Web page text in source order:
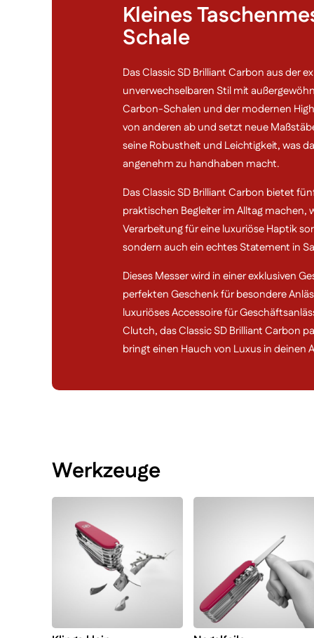
Kleines
Schale
Das Classic SD Brilliant Carbon aus der
unverwechselbaren Stil mit
Carbon-Schalen und der modernen
von anderen ab und setzt neue
seine Robustheit und Leichtigkeit, was
angenehm zu handhaben macht.
Das Classic SD Brilliant Carbon bietet
praktischen Begleiter im Alltag machen,
Verarbeitung für eine luxuriöse Haptik
sondern auch ein echtes Statement in
Dieses Messer wird in einer exklusiven
perfekten Geschenk für besondere
luxuriöses Accessoire für
Clutch, das Classic SD Brilliant Carbon
bringt einen Hauch von Luxus in deinen
Werkzeuge